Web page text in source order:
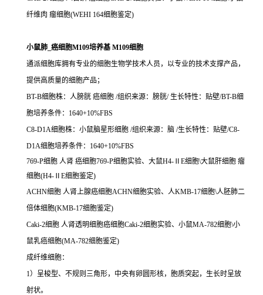
纤维肉 瘤细胞(WEHI 164细胞鉴定)
小鼠肺_癌细胞M109培养基 M109细胞
通派细胞库拥有专业的细胞生物学技术人员，以专业的技术支撑产品，
提供高质量的细胞产品；
BT-B细胞株：人膀胱 癌细胞 /组织来源：膀胱/ 生长特性：贴壁/BT-B细
胞培养条件：1640+10%FBS
C8-D1A细胞株：小鼠脑星形细胞 /组织来源：脑 /生长特性：贴壁/C8-
D1A细胞培养条件：1640+10%FBS
769-P细胞 人肾 癌细胞769-P细胞实验、大鼠H4-ⅡE细胞\大鼠肝细胞 瘤
细胞(H4-ⅡE细胞鉴定)
ACHN细胞 人肾上腺癌细胞ACHN细胞实验、人KMB-17细胞\人胚肺二
倍体细胞(KMB-17细胞鉴定)
Caki-2细胞 人肾透明细胞癌细胞Caki-2细胞实验、小鼠MA-782细胞\小
鼠乳癌细胞(MA-782细胞鉴定)
成纤维细胞：
1）呈梭型、不规则三角形，中央有卵圆形核，胞质突起，生长时呈放
射状。